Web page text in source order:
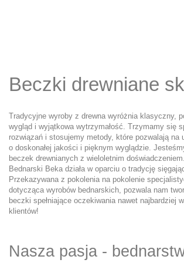
Beczki drewniane
Tradycyjne wyroby z drewna wyróżnia klasyczny,
wygląd i wyjątkowa wytrzymałość. Trzymamy się
rozwiązań i stosujemy metody, które pozwalają na
o doskonałej jakości i pięknym wyglądzie.
beczek drewnianych z wieloletnim
Bednarski Beka działa w oparciu o tradycję
Przekazywana z pokolenia na pokolenie
dotycząca wyrobów bednarskich, pozwala nam
beczki spełniające oczekiwania nawet najbardziej
klientów!
Nasza pasja -